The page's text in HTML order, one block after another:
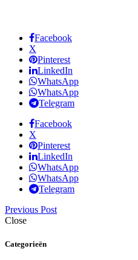
Facebook
X
Pinterest
LinkedIn
WhatsApp
WhatsApp
Telegram
Facebook
X
Pinterest
LinkedIn
WhatsApp
WhatsApp
Telegram
Previous Post
Close
Categorieën